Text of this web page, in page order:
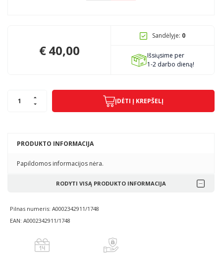
PRODUKTO INFORMACIJA
Papildomos informacijos nėra.
RODYTI VISĄ PRODUKTO INFORMACIJA
Pilnas numeris: A0002342911/1748
EAN: A0002342911/1748
€40,00
Sandėlyje: 0
Išsiųsime per
1-2 darbo dieną!
ĮDĖTI Į KREPŠELĮ